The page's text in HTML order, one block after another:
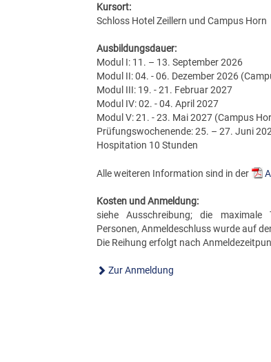
Kursort:
Schloss Hotel Zeillern und Campus Horn
Ausbildungsdauer:
Modul I: 11. – 13. September 2026
Modul II: 04. - 06. Dezember 2026
Modul III: 19. - 21. Februar 2027
Modul IV: 02. - 04. April 2027
Modul V: 21. - 23. Mai 2027 (Campus
Prüfungswochenende: 25. – 27. Juni
Hospitation 10 Stunden
Alle weiteren Information sind in der
Kosten und Anmeldung:
siehe Ausschreibung; die maximale
Personen, Anmeldeschluss wurde auf
Die Reihung erfolgt nach
Zur Anmeldung